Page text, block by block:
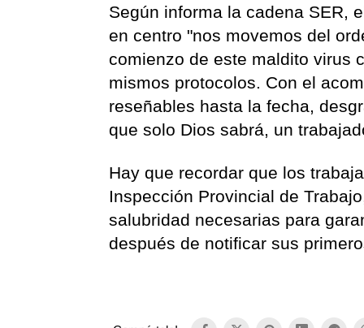
Según informa la cadena SER,
en centro "nos movemos del
comienzo de este maldito virus
mismos protocolos. Con el
reseñables hasta la fecha,
que solo Dios sabrá, un
Hay que recordar que los
Inspección Provincial de
salubridad necesarias para
después de notificar sus